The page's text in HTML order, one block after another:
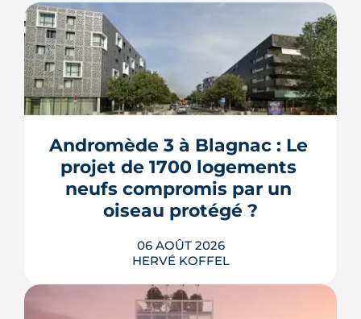
Andromède 3 à Blagnac : Le
projet de 1700 logements
neufs compromis par un
oiseau protégé ?
06 AOÛT 2026
HERVÉ KOFFEL